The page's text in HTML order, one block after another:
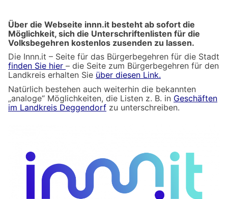
Über die Webseite innn.it besteht ab sofort die
Möglichkeit, sich die Unterschriftenlisten für die
Volksbegehren kostenlos zusenden zu lassen.
Die Innn.it – Seite für das Bürgerbegehren für die Stadt
finden Sie hier – die Seite zum Bürgerbegehren für den
Landkreis erhalten Sie über diesen Link.
Natürlich bestehen auch weiterhin die bekannten
„analoge“ Möglichkeiten, die Listen z. B. in Geschäften
im Landkreis Deggendorf zu unterschreiben.